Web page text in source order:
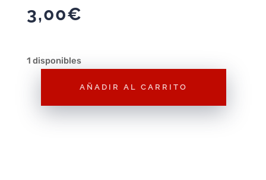
3,00€
1 disponibles
AÑADIR AL CARRITO